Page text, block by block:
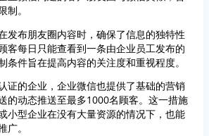
制。
发布朋友圈内容时，确保了信息的独特性
客每日只能查看到一条由企业员工发布的
条件旨在提高内容的关注度和重视程度。
证的企业，企业微信也提供了基础的营销
的动态推送至最多1000名顾客。这一措施
小型企业在没有大量资源的情况下，也能
广。